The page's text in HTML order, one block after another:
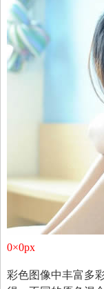
0×0px
彩色图像中丰富多